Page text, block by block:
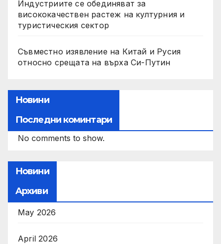
Индустриите се обединяват за
висококачествен растеж на културния и
туристическия сектор
Съвместно изявление на Китай и Русия
относно срещата на върха Си-Путин
Новини
Последни коминтари
No comments to show.
Новини
Архиви
May 2026
April 2026